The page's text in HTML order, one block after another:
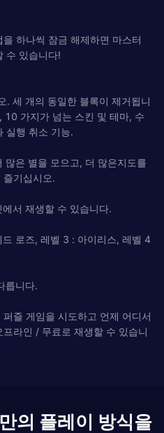
하나씩 잠금 해제하면 마스터
수 있습니다!
세 개의 동일한 블록이 제거됩니
가지가 넘는 스킨 및 테마, 수
실행 취소 기능.
은 별을 모으고, 더 많은지도를
즐기십시오.
서 재생할 수 있습니다.
로즈, 레벨 3 : 아이리스, 레벨 4
릅니다.
즐 게임을 시도하고 언제 어디서
라인 / 무료로 재생할 수 있습니
의 플레이 방식을